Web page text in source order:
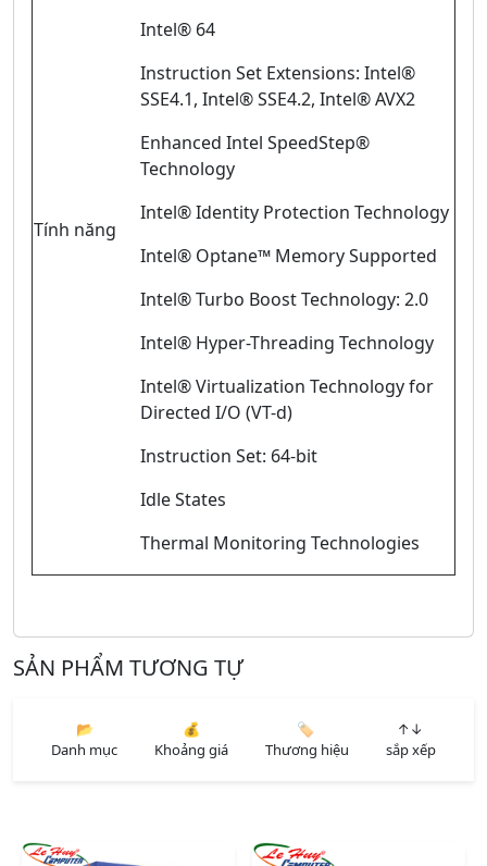
Tính năng
Intel® 64
Instruction Set Extensions: Intel®
SSE4.1, Intel® SSE4.2, Intel® AVX2
Enhanced Intel SpeedStep®
Technology
Intel® Identity Protection Technology
Intel® Optane™ Memory Supported
Intel® Turbo Boost Technology: 2.0
Intel® Hyper-Threading Technology
Intel® Virtualization Technology for
Directed I/O (VT-d)
Instruction Set: 64-bit
Idle States
Thermal Monitoring Technologies
SẢN PHẨM TƯƠNG TỰ
📂
Danh mục
💰
Khoảng giá
🏷️
Thương hiệu
↑↓
sắp xếp